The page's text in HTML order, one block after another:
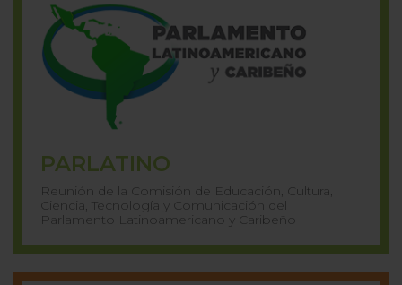
PARLATINO
Reunión de la Comisión de Educación, Cultura,
Ciencia, Tecnología y Comunicación del
Parlamento Latinoamericano y Caribeño